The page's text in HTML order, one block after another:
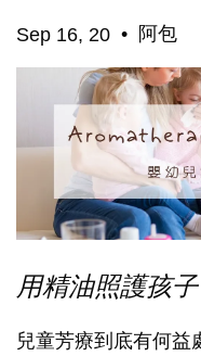
Sep 16, 20 • 阿包
用精油照護孩
兒童芳療到底有何益